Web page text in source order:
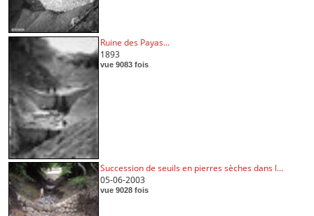
Ruine des Payas...
1893
vue 9083 fois
Succession de seuils en pierres sèches dans l...
05-06-2003
vue 9028 fois